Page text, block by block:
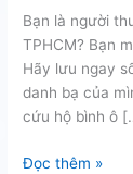
Bạn là người
TPHCM? Bạn
Hãy lưu ngay
danh bạ của
cứu hộ bình ô
Cứu
Đọc thêm »